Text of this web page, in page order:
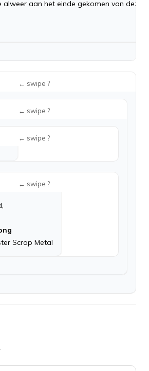
alweer aan het einde gekomen van deze
Scrap Metal